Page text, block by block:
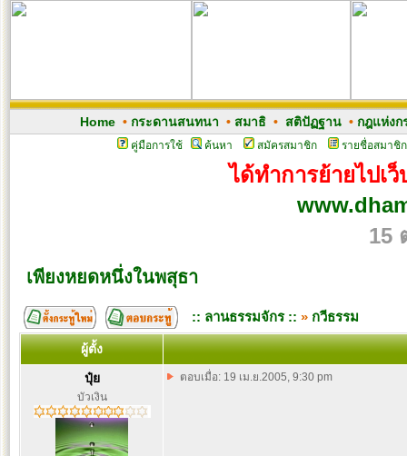
Home• กระดานสนทนา • สมาธิ• สติปัฏฐาน• กฎแห่งก
คู่มือการใช้ ค้นหา สมัครสมาชิก รายชื่อสมาชิก
ได้ทำการย้ายไปเ
15
เพียงหยดหนึ่งในพสุธา
:: ลานธรรมจักร :: » กวีธรรม
ผู้ตั้ง
ปุ๋ย
บัวเงิน
ตอบเมื่อ: 19 เม.ย.2005, 9:30 pm